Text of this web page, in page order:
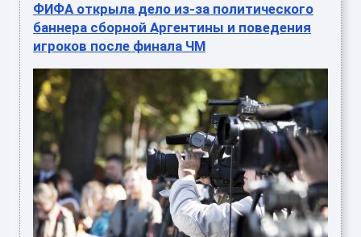
ФИФА открыла дело из-за политического
баннера сборной Аргентины и поведения
игроков после финала ЧМ